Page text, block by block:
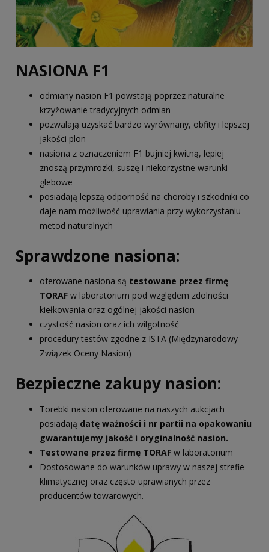
NASIONA F1
odmiany nasion F1 powstają poprzez naturalne
krzyżowanie tradycyjnych odmian
pozwalają uzyskać bardzo wyrównany, obfity i lepszej
jakości plon
nasiona z oznaczeniem F1 bujniej kwitną, lepiej
znoszą przymrozki, suszę i niekorzystne warunki
glebowe
posiadają lepszą odporność na choroby i szkodniki co
daje nam możliwość uprawiania przy wykorzystaniu
metod naturalnych
Sprawdzone nasiona:
oferowane nasiona są testowane przez firmę
TORAF w laboratorium pod względem zdolności
kiełkowania oraz ogólnej jakości nasion
czystość nasion oraz ich wilgotność
procedury testów zgodne z ISTA (Międzynarodowy
Związek Oceny Nasion)
Bezpieczne zakupy nasion:
Torebki nasion oferowane na naszych aukcjach
posiadają datę ważności i nr partii na opakowaniu
gwarantujemy jakość i oryginalność nasion.
Testowane przez firmę TORAF w laboratorium
Dostosowane do warunków uprawy w naszej strefie
klimatycznej oraz często uprawianych przez
producentów towarowych.